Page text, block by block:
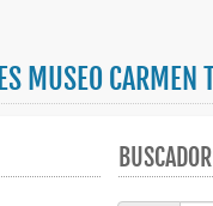
MUSEO
BUSCADOR